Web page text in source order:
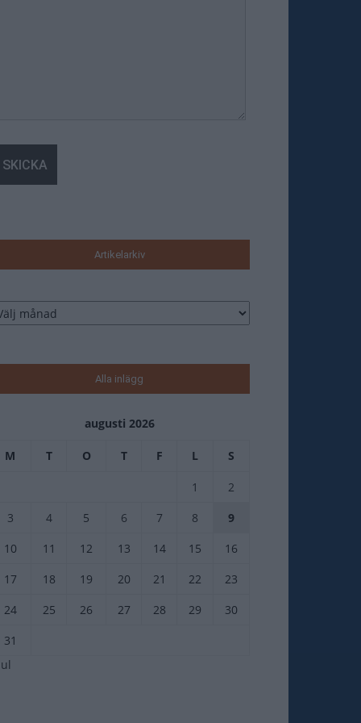
Artikelarkiv
Alla inlägg
augusti 2026
M T O T F L S
1
2
3
4 5 6 7 8
9
10
11 12 13 14 15
16
17
18 19 20 21 22
23
24
25 26 27 28 29
30
31